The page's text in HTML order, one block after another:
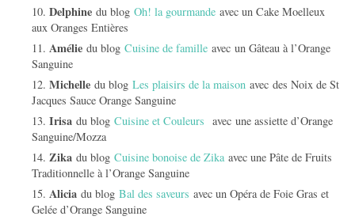
Delphine du blog Oh! la gourmande avec un Cake Moelleux
aux Oranges Entières
Amélie du blog Cuisine de famille avec un Gâteau à l’Orange
Sanguine
Michelle du blog Les plaisirs de la maison avec des Noix de St
Jacques Sauce Orange Sanguine
Irisa du blog Cuisine et Couleurs avec une assiette d’Orange
Sanguine/Mozza
Zika du blog Cuisine bonoise de Zikaavec une Pâte de Fruits
Traditionnelle à l’Orange Sanguine
Alicia du blog Bal des saveurs avec un Opéra de Foie Gras et
Gelée d’Orange Sanguine